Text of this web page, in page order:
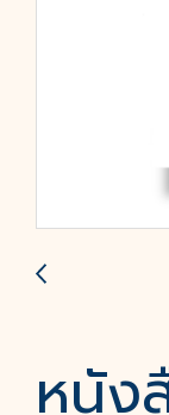
หนัง